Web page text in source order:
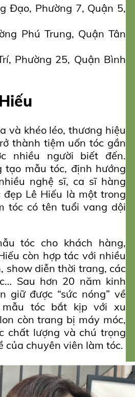
Đạo, Phường 7, Quận 5,
Phú Trung, Quận Tân
Phường 25, Quận Bình
và khéo léo, thương hiệu
thành tiệm uốn tóc gần
nhiều người biết đến.
tạo mẫu tóc, định hướng
nghệ sĩ, ca sĩ hàng
đẹp Lê Hiếu là một trong
tóc có tên tuổi vang dội
tóc cho khách hàng,
còn hợp tác với nhiều
show diễn thời trang, các
Sau hơn 20 năm kinh
giữ được “sức nóng” về
tóc bắt kịp với xu
còn trang bị máy móc,
chất lượng và chú trọng
của chuyên viên làm tóc.